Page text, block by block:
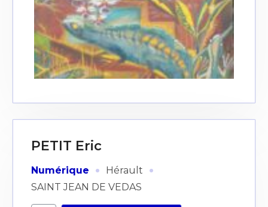
PETIT Eric
Numérique · Hérault ·
SAINT JEAN DE VEDAS